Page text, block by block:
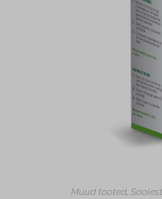
Muud tooted,